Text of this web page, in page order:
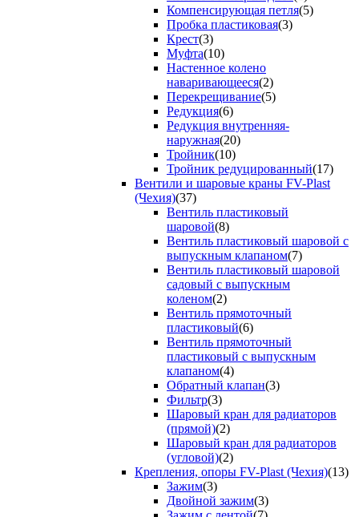
Компенсирующая петля(5)
Пробка пластиковая(3)
Крест(3)
Муфта(10)
Настенное колено
наваривающееся(2)
Перекрещивание(5)
Редукция(6)
Редукция внутренняя-
наружная(20)
Тройник(10)
Тройник редуцированный(17)
Вентили и шаровые краны FV-Plast
(Чехия)(37)
Вентиль пластиковый
шаровой(8)
Вентиль пластиковый шаровой с
выпускным клапаном(7)
Вентиль пластиковый шаровой
садовый с выпускным
коленом(2)
Вентиль прямоточный
пластиковый(6)
Вентиль прямоточный
пластиковый с выпускным
клапаном(4)
Обратный клапан(3)
Фильтр(3)
Шаровый кран для радиаторов
(прямой)(2)
Шаровый кран для радиаторов
(угловой)(2)
Крепления, опоры FV-Plast (Чехия)(13)
Зажим(3)
Двойной зажим(3)